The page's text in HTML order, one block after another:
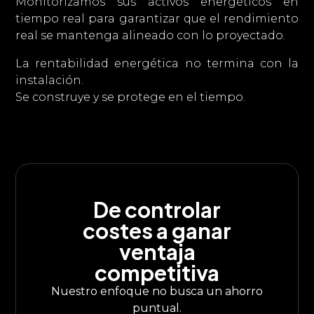
tiempo real para garantizar que el rendimiento
real se mantenga alineado con lo proyectado.
La rentabilidad energética no termina con la
instalación.
Se construye y se protege en el tiempo.
De controlar
costes a ganar
ventaja
competitiva
Nuestro enfoque no busca un ahorro
puntual.